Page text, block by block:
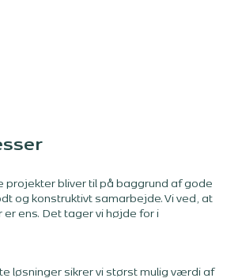
projekter bliver til på baggrund af gode
og konstruktivt samarbejde. Vi ved, at
ens. Det tager vi højde for i
løsninger sikrer vi størst mulig værdi af